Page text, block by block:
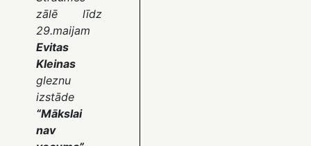
zālē līdz
29.maijam
Evitas
Kleinas
gleznu
izstāde
“Mākslai
nav